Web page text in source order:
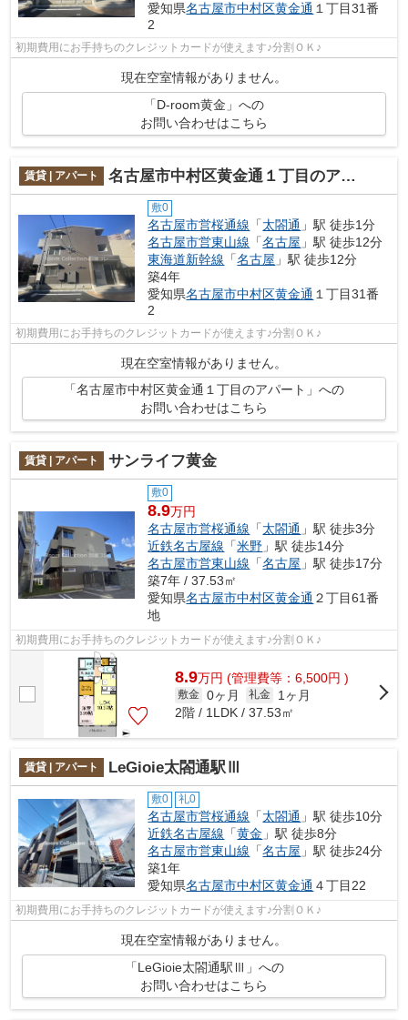
愛知県名古屋市中村区黄金通 １丁目31番
2
初期費用にお手持ちのクレジットカードが使えます♪分割ＯＫ♪
現在空室情報がありません。
「D-room黄金」への
お問い合わせはこちら
賃貸 | アパート 名古屋市中村区黄金通１丁目のアパート
敷0
名古屋市営桜通線 「太閤通 」駅 徒歩1分
名古屋市営東山線 「名古屋 」駅 徒歩12分
東海道新幹線 「名古屋 」駅 徒歩12分
築4年
愛知県名古屋市中村区黄金通 １丁目31番
2
初期費用にお手持ちのクレジットカードが使えます♪分割ＯＫ♪
現在空室情報がありません。
「名古屋市中村区黄金通１丁目のアパート」への
お問い合わせはこちら
賃貸 | アパート サンライフ黄金
敷0
8.9万円
名古屋市営桜通線 「太閤通 」駅 徒歩3分
近鉄名古屋線 「米野 」駅 徒歩14分
名古屋市営東山線 「名古屋 」駅 徒歩17分
築7年 / 37.53㎡
愛知県名古屋市中村区黄金通 ２丁目61番
地
初期費用にお手持ちのクレジットカードが使えます♪分割ＯＫ♪
8.9万円 (管理費等：6,500円 )
敷金 0ヶ月 礼金
1ヶ月
2階 / 1LDK / 37.53㎡
賃貸 | アパート LeGioie太閤通駅Ⅲ
敷0 礼0
名古屋市営桜通線 「太閤通 」駅 徒歩10分
近鉄名古屋線 「黄金 」駅 徒歩8分
名古屋市営東山線 「名古屋 」駅 徒歩24分
築1年
愛知県名古屋市中村区黄金通 ４丁目22
初期費用にお手持ちのクレジットカードが使えます♪分割ＯＫ♪
現在空室情報がありません。
「LeGioie太閤通駅Ⅲ」への
お問い合わせはこちら